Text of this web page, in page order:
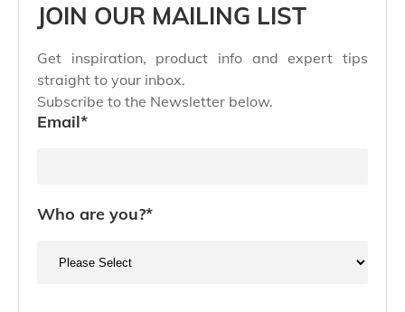
JOIN OUR MAILING LIST
Get inspiration, product info and expert tips
straight to your inbox.
Subscribe to the Newsletter below.
Email*
Who are you?*